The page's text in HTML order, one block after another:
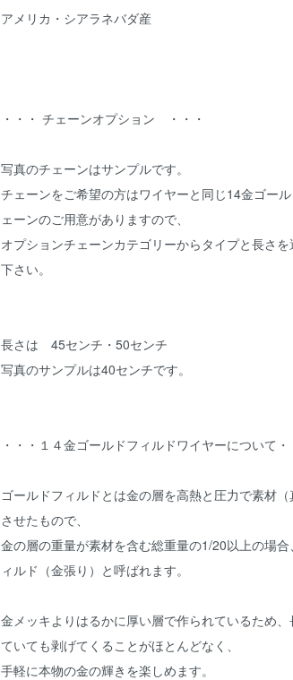
アメリカ・シアラネバダ産
・・・ チェーンオプション ・・・
写真のチェーンはサンプルです。
チェーンをご希望の方はワイヤーと同じ14金ゴー
ェーンのご用意がありますので、
オプションチェーンカテゴリーからタイプと長さ
下さい。
長さは 45センチ・50センチ
写真のサンプルは40センチです。
・・・１４金ゴールドフィルドワイヤーについて・
ゴールドフィルドとは金の層を高熱と圧力で素材
させたもので、
金の層の重量が素材を含む総重量の1/20以上の場合
ィルド（金張り）と呼ばれます。
金メッキよりはるかに厚い層で作られているため、
ていても剥げてくることがほとんどなく、
手軽に本物の金の輝きを楽しめます。